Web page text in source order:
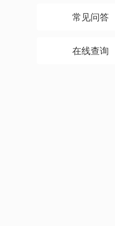
常见问答
在线查询